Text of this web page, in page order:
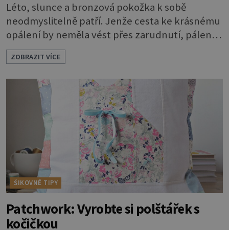
Léto, slunce a bronzová pokožka k sobě
neodmyslitelně patří. Jenže cesta ke krásnému
opálení by neměla vést přes zarudnutí, pálení a
loupající se kůže. Spálená pokožka není
známkou „základu“ pro opálení, ale reakcí na
nadměrné UV záření. Pokud chcete, aby pleť i
pokožka těla vypadaly zdravě, hladce a opálení
vydrželo co nejdéle, vyplatí se začít s přípravou
už několik týdnů před první dovolenou.
ZOBRAZIT VÍCE
ŠIKOVNÉ TIPY
Patchwork: Vyrobte si polštářek s
kočičkou